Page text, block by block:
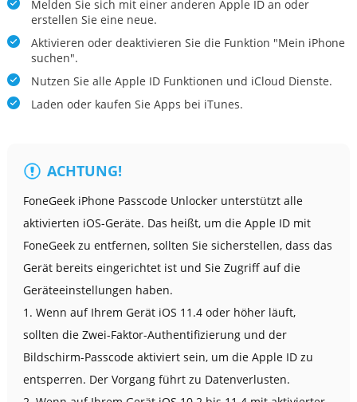
Melden Sie sich mit einer anderen Apple ID an oder
erstellen Sie eine neue.
Aktivieren oder deaktivieren Sie die Funktion "Mein iPhone
suchen".
Nutzen Sie alle Apple ID Funktionen und iCloud Dienste.
Laden oder kaufen Sie Apps bei iTunes.
ACHTUNG!
FoneGeek iPhone Passcode Unlocker unterstützt alle
aktivierten iOS-Geräte. Das heißt, um die Apple ID mit
FoneGeek zu entfernen, sollten Sie sicherstellen, dass das
Gerät bereits eingerichtet ist und Sie Zugriff auf die
Geräteeinstellungen haben.
1. Wenn auf Ihrem Gerät iOS 11.4 oder höher läuft,
sollten die Zwei-Faktor-Authentifizierung und der
Bildschirm-Passcode aktiviert sein, um die Apple ID zu
entsperren. Der Vorgang führt zu Datenverlusten.